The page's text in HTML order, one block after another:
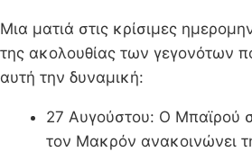
Μια ματιά στις κρίσιμες
της ακολουθίας των γεγονότων
αυτή την δυναμική:
27 Αυγούστου: Ο Μπαϊρού
τον Μακρόν ανακοινώνει